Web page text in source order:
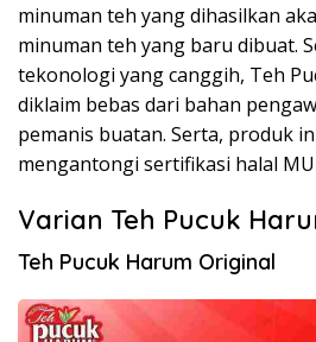
minuman teh yang dihasilkan
minuman teh yang baru dibuat.
tekonologi yang canggih, Teh
diklaim bebas dari bahan
pemanis buatan. Serta, produk
mengantongi sertifikasi halal
Varian Teh Pucuk
Teh Pucuk Harum Original